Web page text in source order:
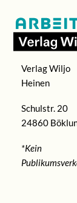
Verlag Wiljo
Heinen
Schulstr. 20
24860
*Kein